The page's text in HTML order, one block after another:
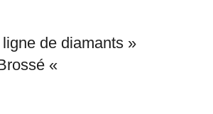
de diamants »
«